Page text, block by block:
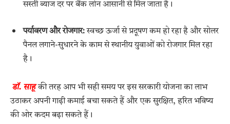
सस्ती ब्याज दर पर बैंक लोन आसानी से मिल जाता है।
पर्यावरण और रोजगार:स्वच्छ ऊर्जा से प्रदूषण कम हो रहा है और सोलर
पैनल लगाने-सुधारने के काम से स्थानीय युवाओं को रोजगार मिल रहा
है।
डॉ. साहूकी तरह आप भी सही समय पर इस सरकारी योजना का लाभ
उठाकर अपनी गाढ़ी कमाई बचा सकते हैं और एक सुरक्षित, हरित भविष्य
की ओर कदम बढ़ा सकते हैं।